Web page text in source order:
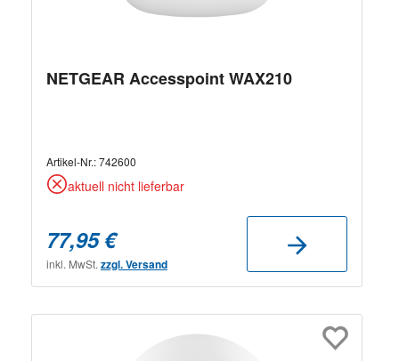
NETGEAR Accesspoint WAX210
Artikel-Nr.:742600
aktuell nicht lieferbar
77,95 €
inkl. MwSt. zzgl. Versand